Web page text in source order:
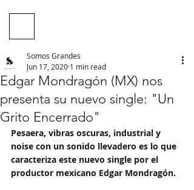
Edgar Mondragón (MX) nos
presenta su nuevo single: "Un
Grito Encerrado"
Somos Grandes
Jun 17, 2020 1 min read
Pesaera, vibras oscuras, industrial y
noise con un sonido llevadero es lo que
caracteriza este nuevo single por el
productor mexicano Edgar Mondragón.